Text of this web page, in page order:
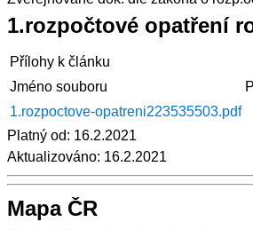
1.rozpočtové opatření
Přílohy k článku
Jméno souboru
1.rozpoctove-opatreni223535503.pdf
Platný od: 16.2.2021
Aktualizováno: 16.2.2021
Mapa ČR